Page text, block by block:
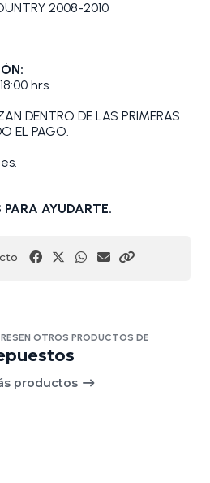
2008-2010
hrs.
DENTRO DE LAS PRIMERAS
EL PAGO.
AYUDARTE.
OTROS PRODUCTOS DE
productos